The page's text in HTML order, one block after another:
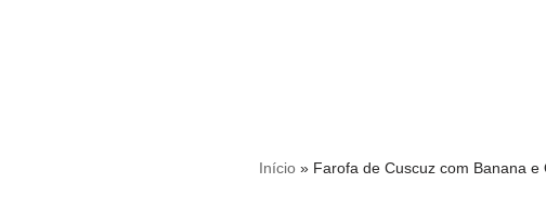
Início » Farofa de Cuscuz com Banana